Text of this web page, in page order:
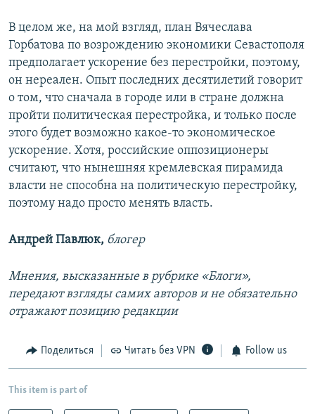
В целом же, на мой взгляд, план Вячеслава
Горбатова по возрождению экономики Севастополя
предполагает ускорение без перестройки, поэтому,
он нереален. Опыт последних десятилетий говорит
о том, что сначала в городе или в стране должна
пройти политическая перестройка, и только после
этого будет возможно какое-то экономическое
ускорение. Хотя, российские оппозиционеры
считают, что нынешняя кремлевская пирамида
власти не способна на политическую перестройку,
поэтому надо просто менять власть.
Андрей Павлюк,​ блогер
Мнения, высказанные в рубрике «Блоги»,
передают взгляды самих авторов и не обязательно
отражают позицию редакции
Поделиться Читать без VPN Follow us
This item is part of